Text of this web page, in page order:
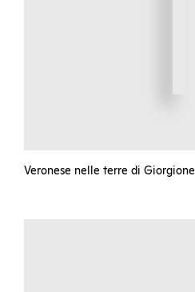
Veronese nelle terre di Giorgione